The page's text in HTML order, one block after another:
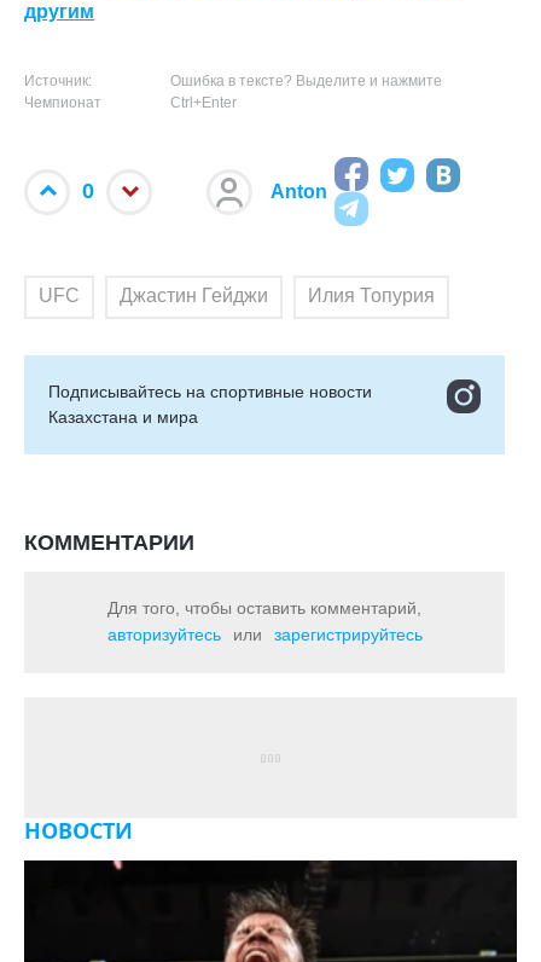
другим
Источник:
Чемпионат
Ошибка в тексте? Выделите и нажмите
Ctrl+Enter
0 Anton
UFC Джастин Гейджи Илия Топурия
Подписывайтесь на cпортивные новости
Казахстана и мира
КОММЕНТАРИИ
Для того, чтобы оставить комментарий,
авторизуйтесь
или зарегистрируйтесь
НОВОСТИ